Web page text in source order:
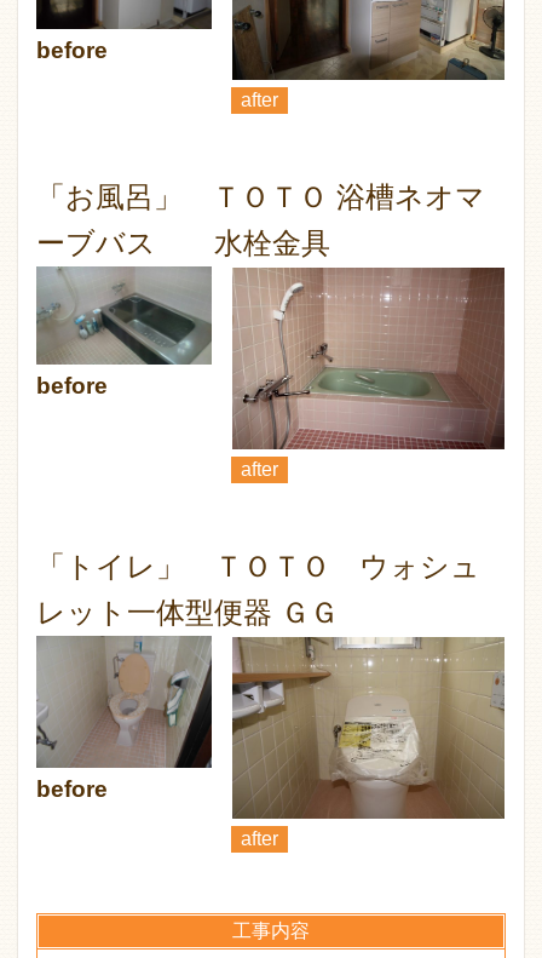
before
after
「お風呂」 ＴＯＴＯ 浴槽ネオマ
ーブバス 水栓金具
before
after
「トイレ」 ＴＯＴＯ ウォシュ
レット一体型便器 ＧＧ
before
after
工事内容